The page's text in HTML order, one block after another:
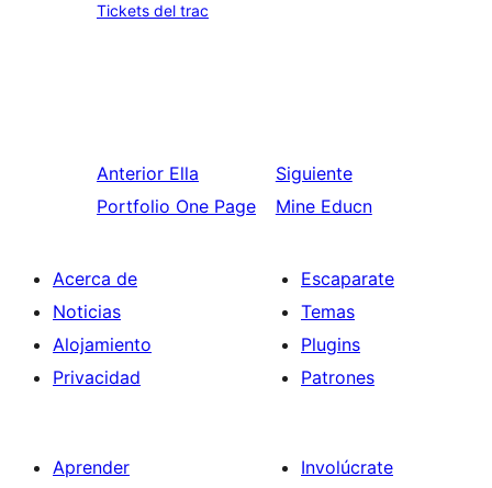
Tickets del trac
Anterior Ella
Portfolio One Page
Siguiente
Mine Educn
Acerca de
Noticias
Alojamiento
Privacidad
Escaparate
Temas
Plugins
Patrones
Aprender
Involúcrate